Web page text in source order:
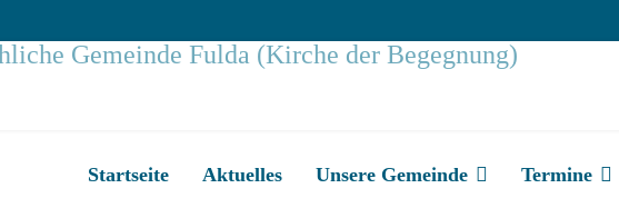
Startseite Aktuelles Unsere Gemeinde Termine